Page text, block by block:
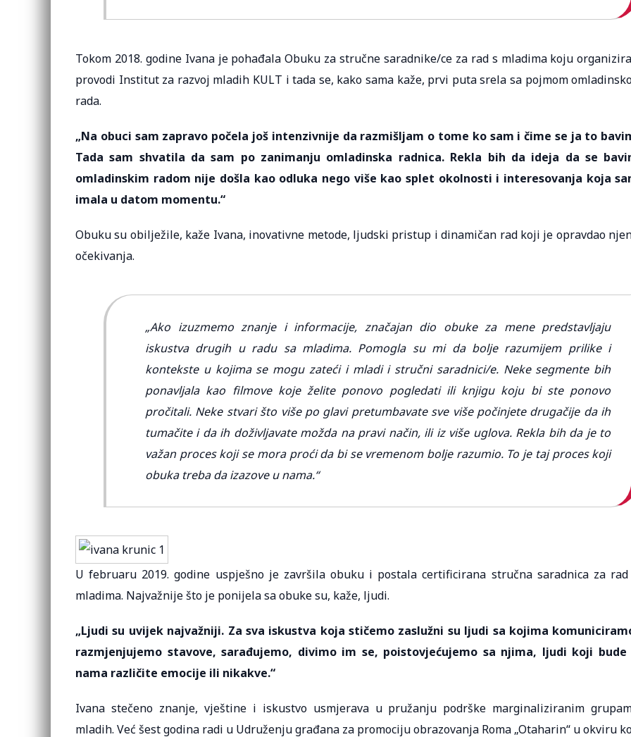
Tokom 2018. godine Ivana je pohađala Obuku za stručne saradnike/ce za rad s mladima koju
provodi Institut za razvoj mladih KULT i tada se, kako sama kaže, prvi puta srela sa pojmom
rada.
„Na obuci sam zapravo počela još intenzivnije da razmišljam o tome ko sam i čime se ja to
Tada sam shvatila da sam po zanimanju omladinska radnica. Rekla bih da ideja da se
omladinskim radom nije došla kao odluka nego više kao splet okolnosti i interesovanja koja
imala u datom momentu.“
Obuku su obilježile, kaže Ivana, inovativne metode, ljudski pristup i dinamičan rad koji je opravdao
očekivanja.
„Ako izuzmemo znanje i informacije, značajan dio obuke za mene predstavljaju
iskustva drugih u radu sa mladima. Pomogla su mi da bolje razumijem prilike i
kontekste u kojima se mogu zateći i mladi i stručni saradnici/e. Neke segmente bih
ponavljala kao filmove koje želite ponovo pogledati ili knjigu koju bi ste ponovo
pročitali. Neke stvari što više po glavi pretumbavate sve više počinjete drugačije da ih
tumačite i da ih doživljavate možda na pravi način, ili iz više uglova. Rekla bih da je to
važan proces koji se mora proći da bi se vremenom bolje razumio. To je taj proces koji
obuka treba da izazove u nama.“
U februaru 2019. godine uspješno je završila obuku i postala certificirana stručna saradnica za rad
mladima. Najvažnije što je ponijela sa obuke su, kaže, ljudi.
„Ljudi su uvijek najvažniji. Za sva iskustva koja stičemo zaslužni su ljudi sa kojima
razmjenjujemo stavove, sarađujemo, divimo im se, poistovjećujemo sa njima, ljudi koji bude
nama različite emocije ili nikakve.“
Ivana stečeno znanje, vještine i iskustvo usmjerava u pružanju podrške marginaliziranim
mladih. Već šest godina radi u Udruženju građana za promociju obrazovanja Roma „Otaharin“ u okviru